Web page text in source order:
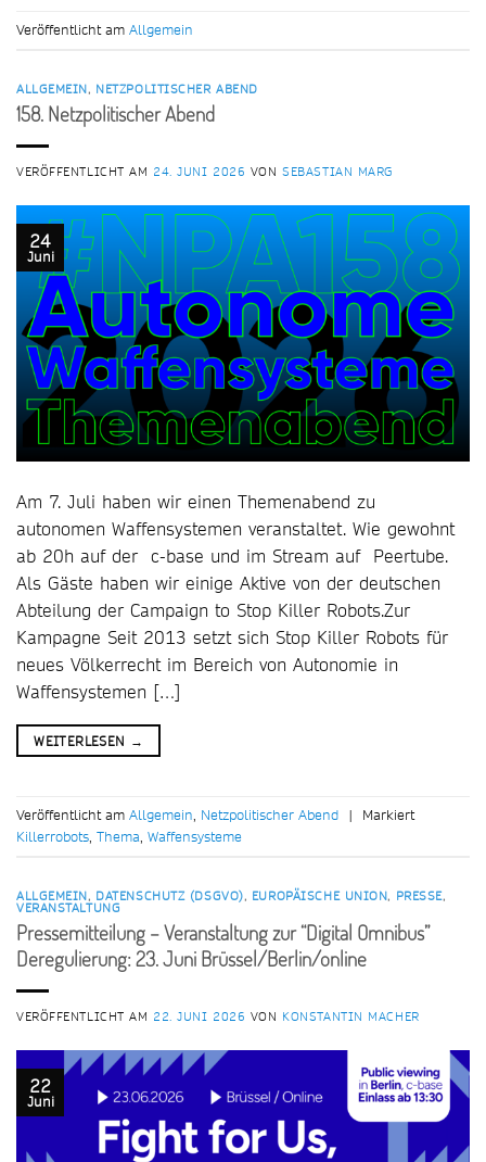
Veröffentlicht am Allgemein
ALLGEMEIN, NETZPOLITISCHER ABEND
158. Netzpolitischer Abend
VERÖFFENTLICHT AM 24. JUNI 2026 VONSEBASTIAN MARG
24
Juni
Am 7. Juli haben wir einen Themenabend zu
autonomen Waffensystemen veranstaltet. Wie gewohnt
ab 20h auf der c-base und im Stream auf Peertube.
Als Gäste haben wir einige Aktive von der deutschen
Abteilung der Campaign to Stop Killer Robots.Zur
Kampagne Seit 2013 setzt sich Stop Killer Robots für
neues Völkerrecht im Bereich von Autonomie in
Waffensystemen […]
WEITERLESEN →
Veröffentlicht am Allgemein, Netzpolitischer Abend |
Markiert
Killerrobots, Thema, Waffensysteme
ALLGEMEIN, DATENSCHUTZ (DSGVO), EUROPÄISCHE UNION, PRESSE,
VERANSTALTUNG
Pressemitteilung – Veranstaltung zur “Digital Omnibus”
Deregulierung: 23. Juni Brüssel/Berlin/online
VERÖFFENTLICHT AM 22. JUNI 2026 VON KONSTANTIN MACHER
22
Juni